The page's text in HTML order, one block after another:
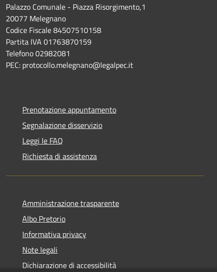
Palazzo Comunale - Piazza Risorgimento,1
20077 Melegnano
Codice Fiscale 84507510158
Partita IVA 01763870159
Telefono 02982081
PEC: protocollo.melegnano@legalpec.it
Prenotazione appuntamento
Segnalazione disservizio
Leggi le FAQ
Richiesta di assistenza
Amministrazione trasparente
Albo Pretorio
Informativa privacy
Note legali
Dichiarazione di accessibilità